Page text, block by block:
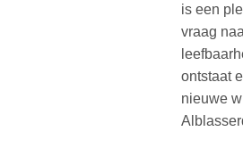
is een
vraag
ontstaat
nieuwe